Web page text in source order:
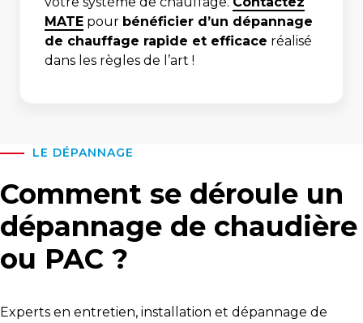
MATE pour bénéficier d’un dépannage
de chauffage rapide et efficace réalisé
dans les règles de l’art !
LE DÉPANNAGE
Comment se déroule un
dépannage de chaudière
ou PAC ?
Experts en entretien, installation et dépannage de